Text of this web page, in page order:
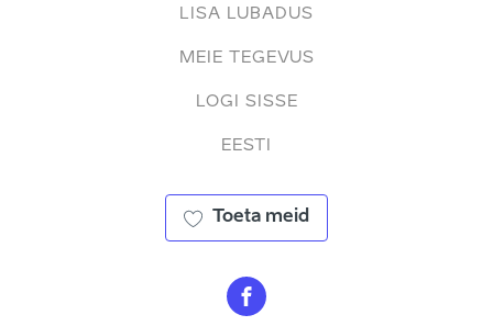
LISA LUBADUS
MEIE TEGEVUS
LOGI SISSE
EESTI
Toeta meid